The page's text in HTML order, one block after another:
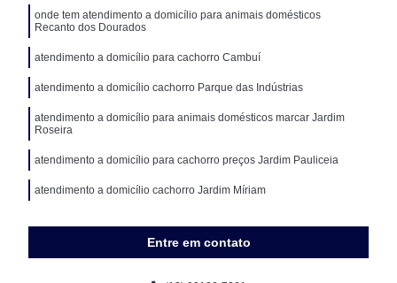
onde tem atendimento a domicílio para animais domésticos
Recanto dos Dourados
atendimento a domicílio para cachorro Cambuí
atendimento a domicílio cachorro Parque das Indústrias
atendimento a domicílio para animais domésticos marcar Jardim
Roseira
atendimento a domicílio para cachorro preços Jardim Pauliceia
atendimento a domicílio cachorro Jardim Míriam
Entre em contato